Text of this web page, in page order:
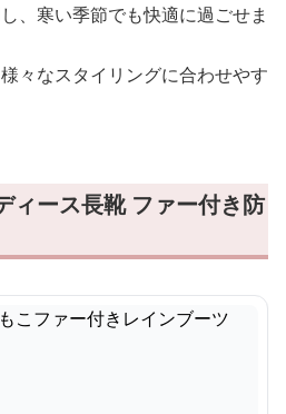
、寒い季節でも快適に過ごせま
々なスタイリングに合わせやす
ィース長靴 ファー付き防